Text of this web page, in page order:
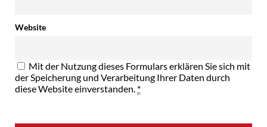
Website
Mit der Nutzung dieses Formulars erklären Sie sich mit
der Speicherung und Verarbeitung Ihrer Daten durch
diese Website einverstanden. *